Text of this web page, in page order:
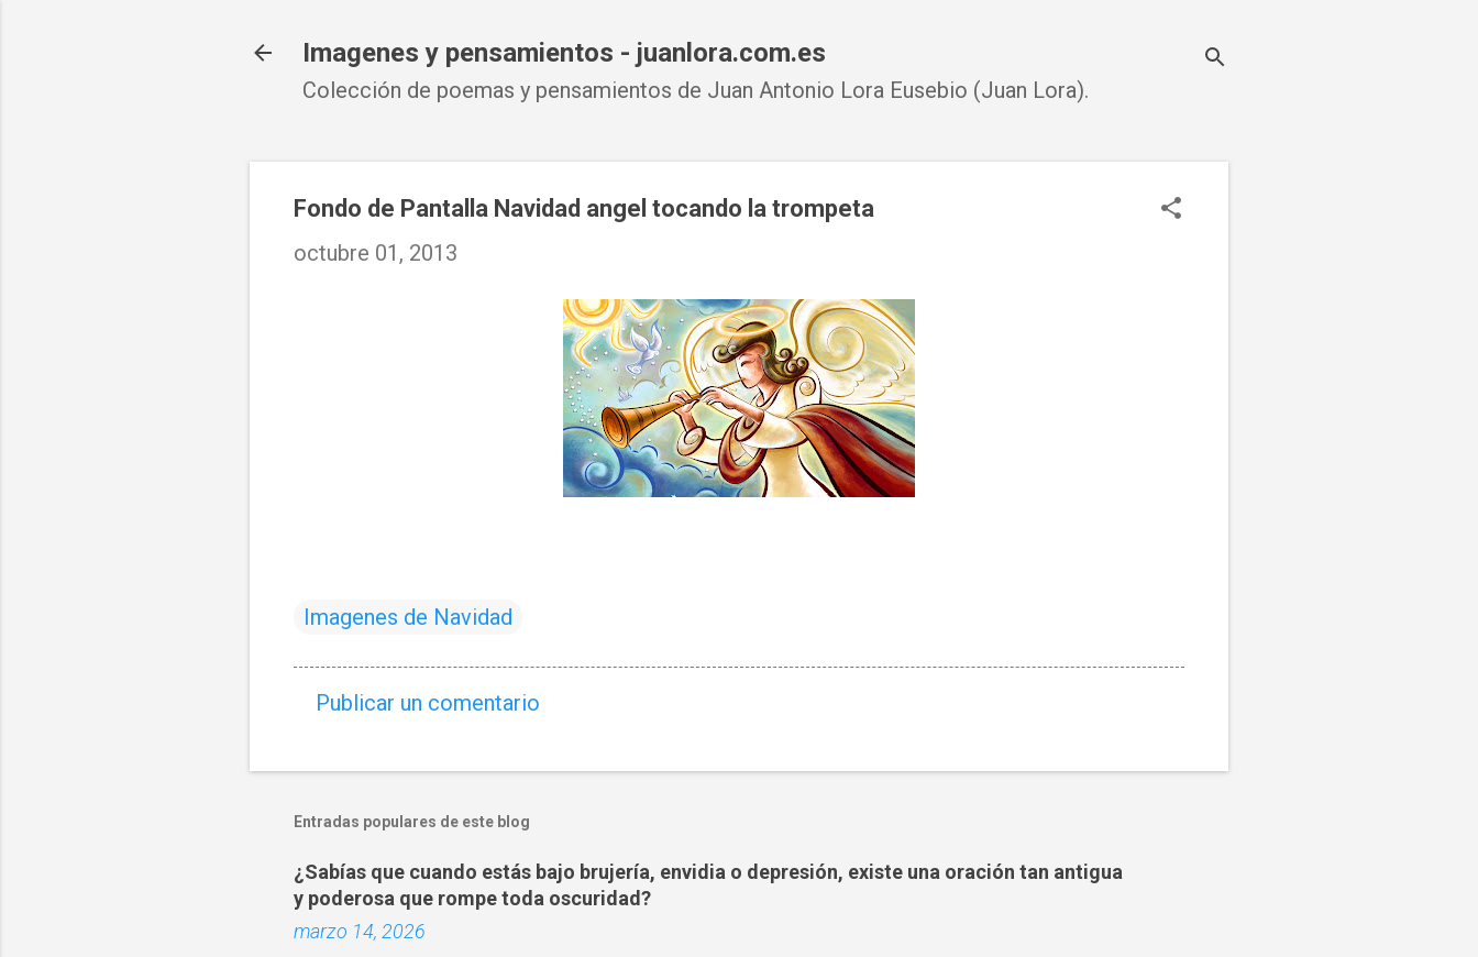
Imagenes y pensamientos - juanlora.com.es
Colección de poemas y pensamientos de Juan Antonio Lora Eusebio (Juan Lora).
Fondo de Pantalla Navidad angel tocando la trompeta
octubre 01, 2013
Imagenes de Navidad
e
t
a
r
Publicar un comentario
Entradas populares de este blog
¿Sabías que cuando estás bajo brujería, envidia o depresión, existe una oración tan antigua
y poderosa que rompe toda oscuridad?
marzo 14, 2026